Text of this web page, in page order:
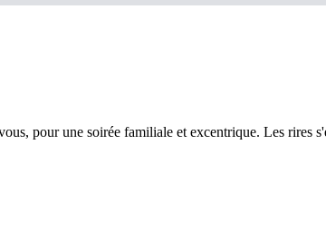
pour une soirée familiale et excentrique. Les rires